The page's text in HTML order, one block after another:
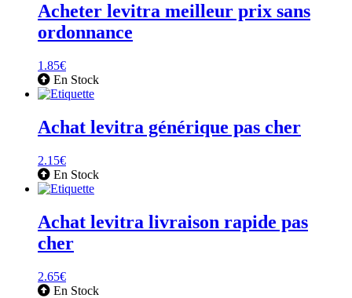
Acheter levitra meilleur prix sans
ordonnance
1.85€
En Stock
Achat levitra générique pas cher
2.15€
En Stock
Achat levitra livraison rapide pas
cher
2.65€
En Stock